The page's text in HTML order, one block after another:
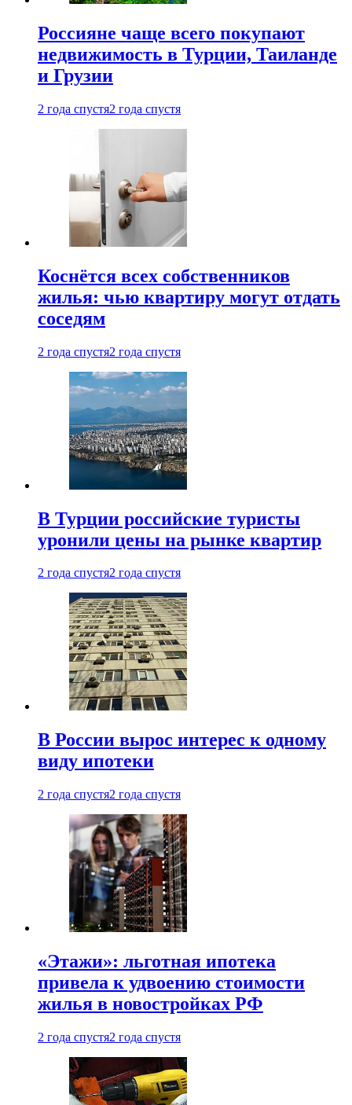
Россияне чаще всего покупают
недвижимость в Турции, Таиланде
и Грузии
2 года спустя2 года спустя
Коснётся всех собственников
жилья: чью квартиру могут отдать
соседям
2 года спустя2 года спустя
В Турции российские туристы
уронили цены на рынке квартир
2 года спустя2 года спустя
В России вырос интерес к одному
виду ипотеки
2 года спустя2 года спустя
«Этажи»: льготная ипотека
привела к удвоению стоимости
жилья в новостройках РФ
2 года спустя2 года спустя